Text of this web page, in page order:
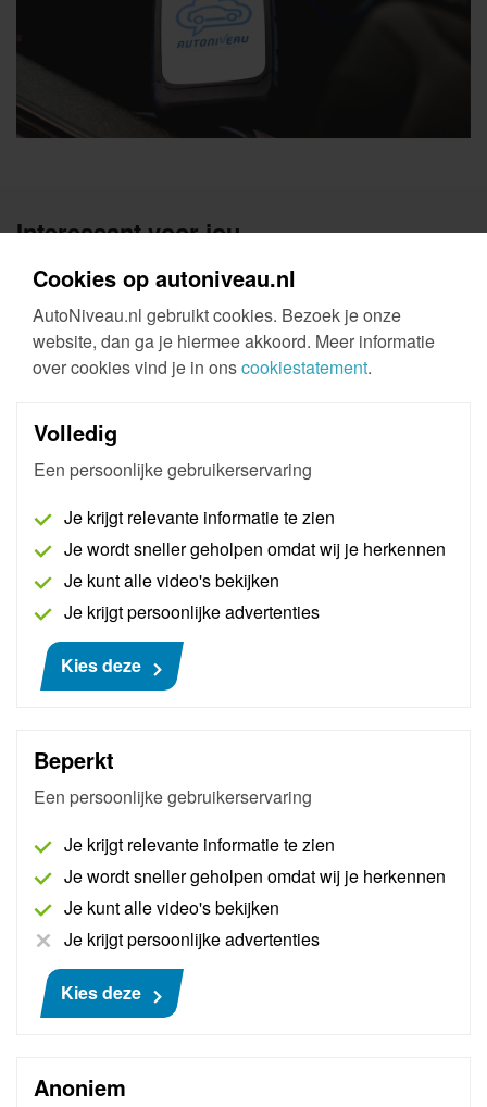
Cookies op autoniveau.nl
AutoNiveau.nl gebruikt cookies. Bezoek je onze
website, dan ga je hiermee akkoord. Meer informatie
over cookies vind je in onscookiestatement.
Volledig
Een persoonlijke gebruikerservaring
Je krijgt relevante informatie te zien
Je wordt sneller geholpen omdat wij je herkennen
Je kunt alle video's bekijken
Je krijgt persoonlijke advertenties
Kies deze
Beperkt
Een persoonlijke gebruikerservaring
Je krijgt relevante informatie te zien
Je wordt sneller geholpen omdat wij je herkennen
Je kunt alle video's bekijken
Je krijgt persoonlijke advertenties
Kies deze
Anoniem
Interessant voor jou
Smart Remote
De Smart Remote is de nieuwste remote. De Smart
Remote is te gebruiken met iedere PC, laptop of
tablet met Wifi via een unieke online website. De
Smart Remote is een vereiste interface om gebruik te
kunnen maken van AutoNiveau Remote Diagnostics.
€ 929